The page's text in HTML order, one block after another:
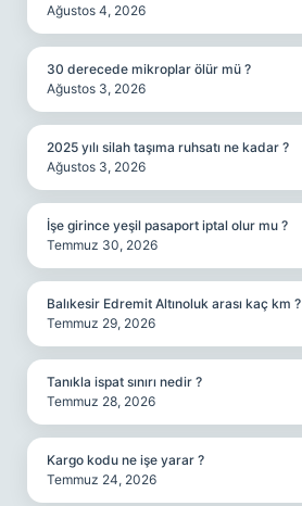
Ağustos 4, 2026
30 derecede mikroplar ölür mü ?
Ağustos 3, 2026
2025 yılı silah taşıma ruhsatı ne kadar ?
Ağustos 3, 2026
İşe girince yeşil pasaport iptal olur mu ?
Temmuz 30, 2026
Balıkesir Edremit Altınoluk arası kaç km ?
Temmuz 29, 2026
Tanıkla ispat sınırı nedir ?
Temmuz 28, 2026
Kargo kodu ne işe yarar ?
Temmuz 24, 2026